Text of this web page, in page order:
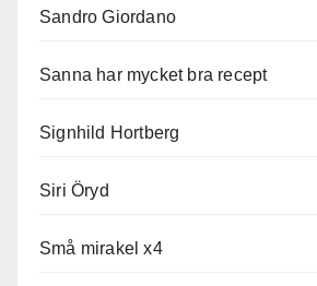
Sandro Giordano
Sanna har mycket bra recept
Signhild Hortberg
Siri Öryd
Små mirakel x4